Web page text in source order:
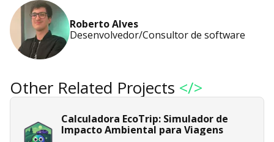
Roberto Alves
Desenvolvedor/Consultor de software
Other Related Projects </>
Calculadora EcoTrip: Simulador de
Impacto Ambiental para Viagens